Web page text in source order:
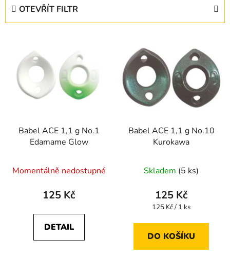
OTEVŘÍT FILTR
Babel ACE 1,1 g No.1
Edamame Glow
Momentálně nedostupné
125 Kč
DETAIL
Babel ACE 1,1 g No.10
Kurokawa
Skladem (5 ks)
125 Kč
Měrná
125 Kč / 1 ks
DO KOŠÍKU